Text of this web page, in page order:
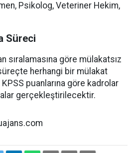
Psikolog, Veteriner Hekim,
Süreci
sıralamasına göre mülakatsız
herhangi bir mülakat
KPSS puanlarına göre kadrolar
gerçekleştirilecektir.